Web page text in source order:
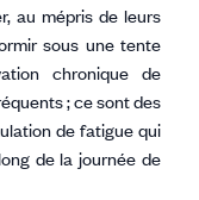
au mépris de leurs
sous une tente
chronique de
; ce sont des
de fatigue qui
de la journée de